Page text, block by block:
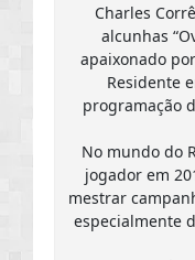
Charles
alcunhas
apaixonado
Residente
programação
No mundo do
jogador em
mestrar
especialmente